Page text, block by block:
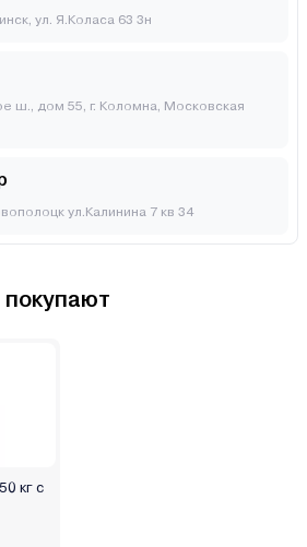
ул. Я.Коласа 63 3н
ш., дом 55, г. Коломна, Московская
ул.Калинина 7 кв 34
кг с